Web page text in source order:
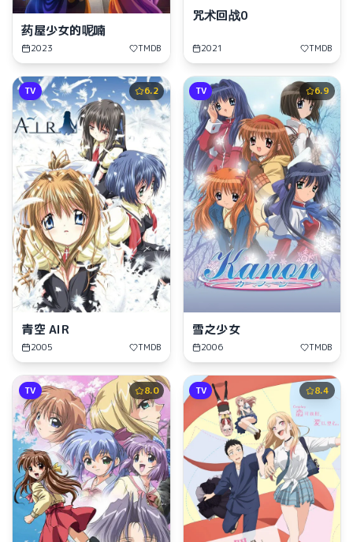
药屋少女的呢喃
2023 TMDB
咒术回战0
2021 TMDB
6.2
TV
青空 AIR
2005 TMDB
6.9
TV
雪之少女
2006 TMDB
8.0
TV 8.4
TV